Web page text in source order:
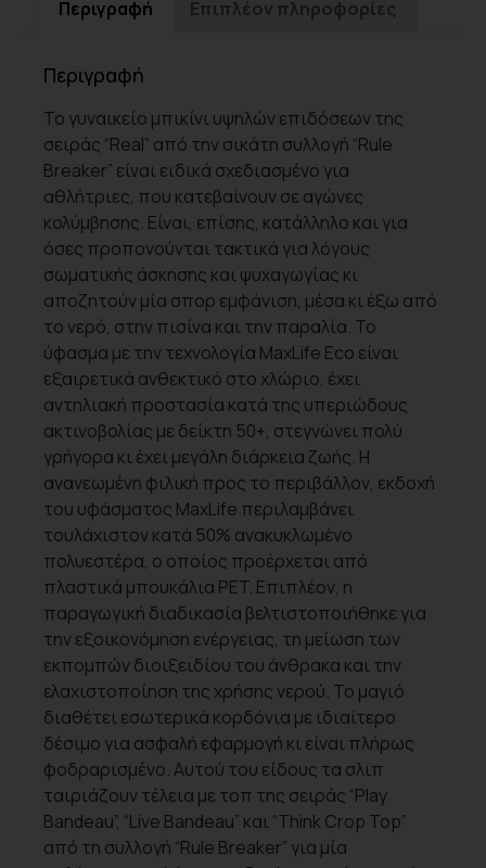
Περιγραφή Επιπλέον πληροφορίες
Περιγραφή
Το γυναικείο μπικίνι υψηλών επιδόσεων της
σειράς “Real” από την σικάτη συλλογή “Rule
Breaker” είναι ειδικά σχεδιασμένο για
αθλήτριες, που κατεβαίνουν σε αγώνες
κολύμβησης. Είναι, επίσης, κατάλληλο και για
όσες προπονούνται τακτικά για λόγους
σωματικής άσκησης και ψυχαγωγίας κι
αποζητούν μία σπορ εμφάνιση, μέσα κι έξω από
το νερό, στην πισίνα και την παραλία. Το
ύφασμα με την τεχνολογία MaxLife Eco είναι
εξαιρετικά ανθεκτικό στο χλώριο, έχει
αντηλιακή προστασία κατά της υπεριώδους
ακτινοβολίας με δείκτη 50+, στεγνώνει πολύ
γρήγορα κι έχει μεγάλη διάρκεια ζωής. Η
ανανεωμένη φιλική προς το περιβάλλον, εκδοχή
του υφάσματος MaxLife περιλαμβάνει
τουλάχιστον κατά 50% ανακυκλωμένο
πολυεστέρα, ο οποίος προέρχεται από
πλαστικά μπουκάλια PET. Επιπλέον, η
παραγωγική διαδικασία βελτιστοποιήθηκε για
την εξοικονόμηση ενέργειας, τη μείωση των
εκπομπών διοιξειδίου του άνθρακα και την
ελαχιστοποίηση της χρήσης νερού. Το μαγιό
διαθέτει εσωτερικά κορδόνια με ιδιαίτερο
δέσιμο για ασφαλή εφαρμογή κι είναι πλήρως
φοδραρισμένο. Αυτού του είδους τα σλιπ
ταιριάζουν τέλεια με τοπ της σειράς “Play
Bandeau”, “Live Bandeau” και “Think Crop Top”
από τη συλλογή “Rule Breaker” για μία